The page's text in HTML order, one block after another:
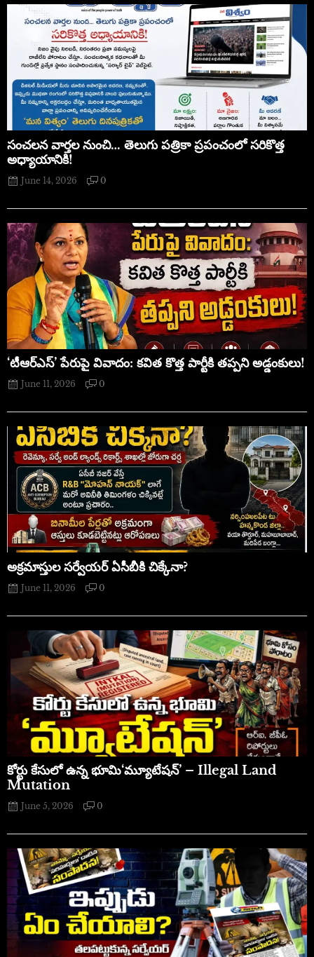
సంచలన వార్తల నుంచి… తెలుగు పత్రికా ప్రపంచంలో సరికొత్త
అధ్యాయానికి!
June 14, 2026 0
‘టీఆర్ఎస్’ పేరుపై వివాదం: కవిత కొత్త పార్టీకి తప్పని అడ్డంకులు!
June 11, 2026 0
అక్రమాస్తుల సర్వేయర్ ఏసీబీకి చిక్కేనా?
June 11, 2026 0
​కోర్టు కేసులో ఉన్న భూమి‘మ్యూటేషన్’ – Illegal Land
Mutation
June 5, 2026 0